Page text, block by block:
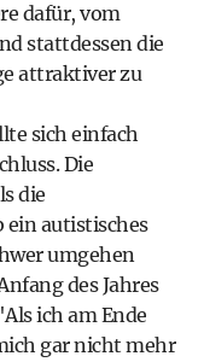
dafür, vom
stattdessen die
attraktiver zu
sich einfach
Die
die
ein autistisches
umgehen
des Jahres
ich am Ende
gar nicht mehr